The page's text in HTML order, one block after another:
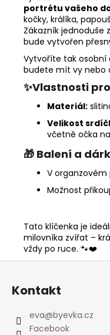
portrétu vašeho
kočky, králíka,
Zákazník jednoduše
bude vytvořen
Vytvoříte tak osobní
budete mít vy nebo
✨Vlastnosti
Materiál:
Velikost
včetně očka
🎁 Balení a
V organzovém
Možnost
Tato klíčenka je
milovníka zvířat –
vždy po ruce. 🐾❤️
Z
Kontakt
eva@byevka.cz
Facebook